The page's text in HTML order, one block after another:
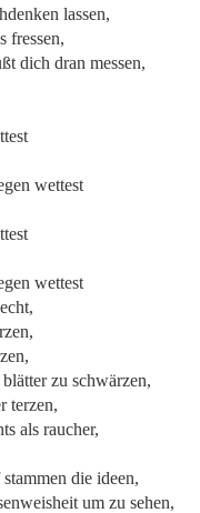
lassen,
fressen,
dich dran messen,
wettest
wettest
zu schwärzen,
terzen,
als raucher,
die ideen,
um zu sehen,